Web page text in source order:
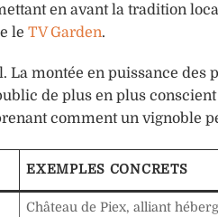
en avant la tradition
le TV Garden.
montée en puissance
de plus en plus
comment un vignoble
EXEMPLES CONCRETS
Château de Piex, alliant